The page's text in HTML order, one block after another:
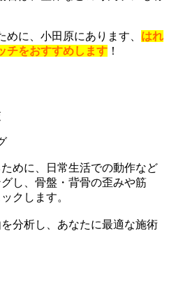
に、小田原にあります、 はれ
チをおすすめします ！
めに、日常生活での動作など
し、骨盤・背骨の歪みや筋
クします。
分析し、あなたに最適な施術